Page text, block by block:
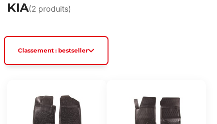
KIA(2 produits)
Classement : bestseller